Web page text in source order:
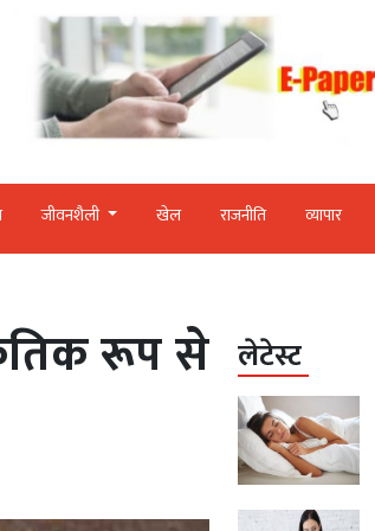
जीवनशैली खेल राजनीति व्‍यापार
रूप से लेटेस्ट